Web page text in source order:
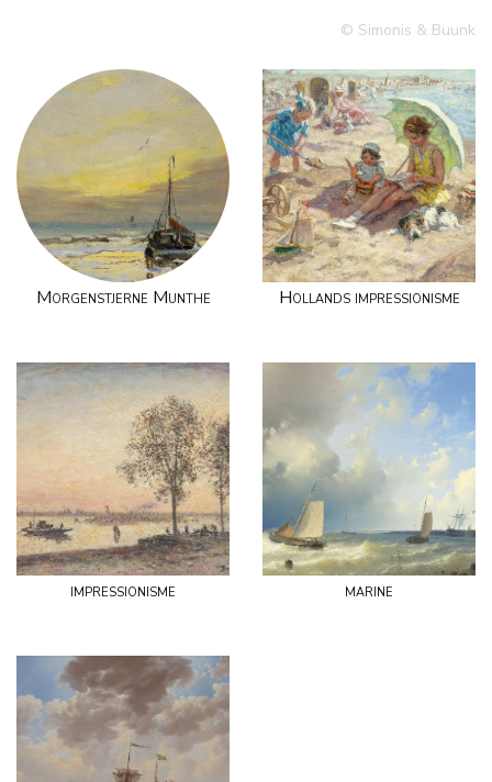
© Simonis & Buunk
Morgenstjerne Munthe Hollands impressionisme
impressionisme marine